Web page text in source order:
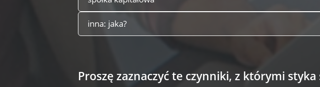
inna: jaka?
Proszę zaznaczyć te czynniki, z którymi